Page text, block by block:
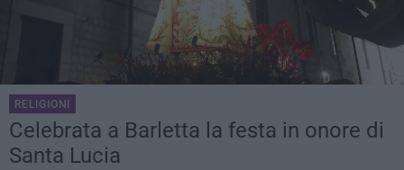
RELIGIONI
Celebrata a Barletta la festa in onore di
Santa Lucia